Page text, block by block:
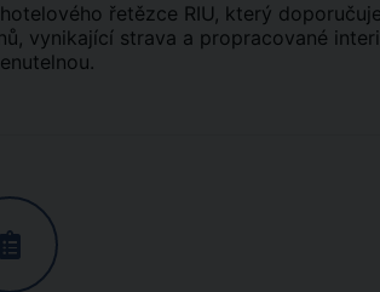
řetězce RIU, který
vynikající strava a propracované